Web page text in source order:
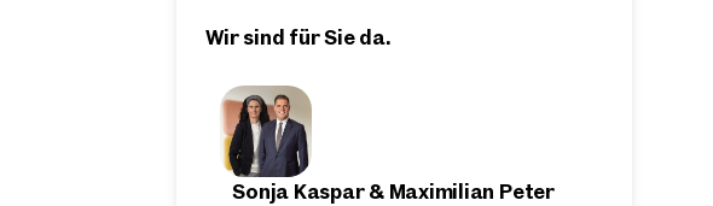
Wir sind für Sie da.
Sonja Kaspar & Maximilian Peter